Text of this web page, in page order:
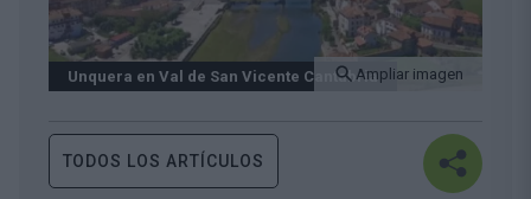
Unquera en Val de San Vicente CantabriaAmpliar imagen
TODOS LOS ARTÍCULOS